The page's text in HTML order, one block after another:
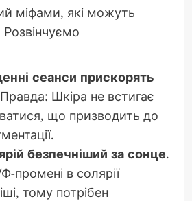
міфами, які можуть
сеанси прискорять
Шкіра не встигає
що призводить до
безпечніший за сонце.
промені в солярії
тому потрібен